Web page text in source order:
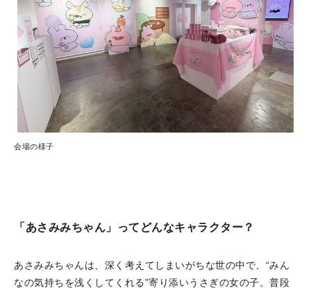
会場の様子
「あさみみちゃん」ってどんなキャラクター？
あさみみちゃんは、深く考えてしまいがちな世の中で、“みん
なの気持ちを浅くしてくれる”寄り添いうさぎの女の子。普段